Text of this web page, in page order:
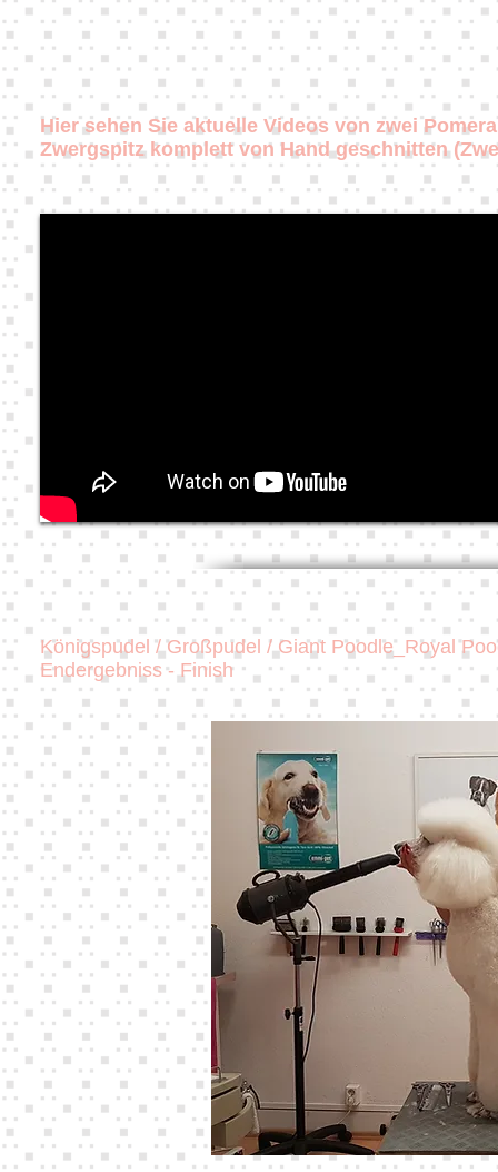
Hier sehen Sie aktuelle Videos von zwei
Zwergspitz komplett von Hand geschnitten
Königspudel / Großpudel / Giant Poodle_Royal
Endergebniss - Finish